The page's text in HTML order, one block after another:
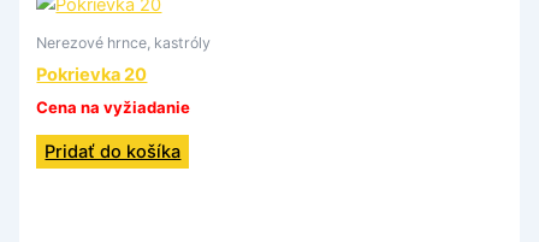
Nerezové hrnce, kastróly
Pokrievka 20
Cena na vyžiadanie
Pridať do košíka